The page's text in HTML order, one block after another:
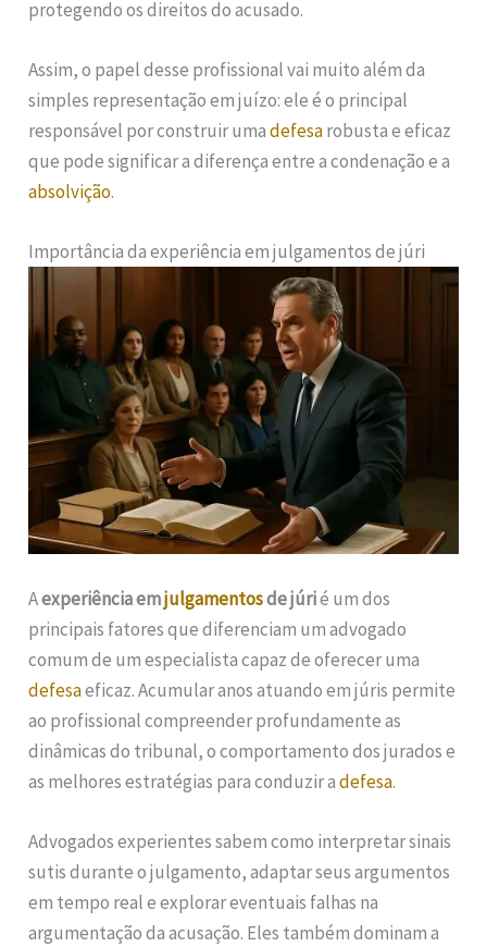
protegendo os direitos do acusado.
Assim, o papel desse profissional vai muito além da
simples representação em juízo: ele é o principal
responsável por construir umadefesarobusta e eficaz
que pode significar a diferença entre a condenação e a
absolvição.
Importância da experiência em julgamentos de júri
Aexperiência emjulgamentosde júrié um dos
principais fatores que diferenciam um advogado
comum de um especialista capaz de oferecer uma
defesaeficaz. Acumular anos atuando em júris permite
ao profissional compreender profundamente as
dinâmicas do tribunal, o comportamento dos jurados e
as melhores estratégias para conduzir adefesa.
Advogados experientes sabem como interpretar sinais
sutis durante o julgamento, adaptar seus argumentos
em tempo real e explorar eventuais falhas na
argumentação da acusação. Eles também dominam a